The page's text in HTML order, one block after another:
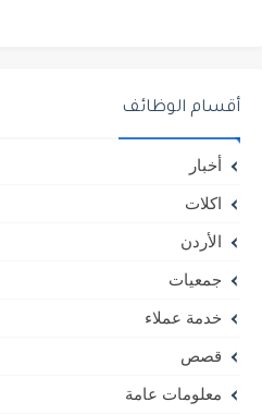
أقسام الوظائف
أخبار
اكلات
الأردن
جمعيات
خدمة عملاء
قصص
معلومات عامة